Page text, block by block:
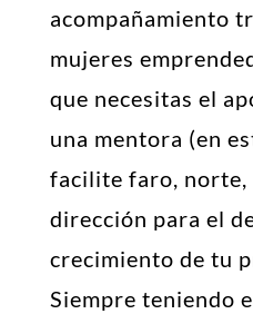
acompañamiento
mujeres
que necesitas el
una mentora (en
facilite faro, norte,
dirección para el
crecimiento de tu
Siempre teniendo